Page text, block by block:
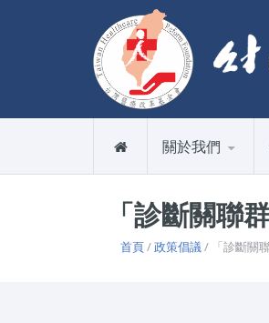
關於我們
「診斷關聯
首頁/政策倡議/ 「診斷關